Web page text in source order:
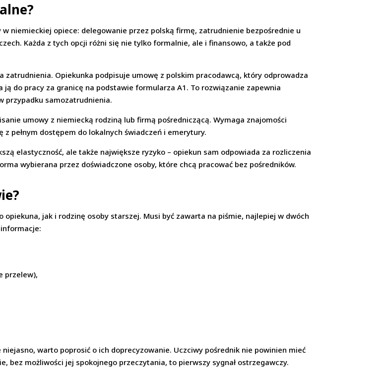
niemieckiej opiece: delegowanie przez polską firmę, zatrudnienie bezpośrednie u
Każda z tych opcji różni się nie tylko formalnie, ale i finansowo, a także pod
zatrudnienia. Opiekunka podpisuje umowę z polskim pracodawcą, który odprowadza
ją do pracy za granicę na podstawie formularza A1. To rozwiązanie zapewnia
przypadku samozatrudnienia.
umowy z niemiecką rodziną lub firmą pośredniczącą. Wymaga znajomości
pełnym dostępem do lokalnych świadczeń i emerytury.
elastyczność, ale także największe ryzyko – opiekun sam odpowiada za rozliczenia
wybierana przez doświadczone osoby, które chcą pracować bez pośredników.
jak i rodzinę osoby starszej. Musi być zawarta na piśmie, najlepiej w dwóch
przelew),
warto poprosić o ich doprecyzowanie. Uczciwy pośrednik nie powinien mieć
bez możliwości jej spokojnego przeczytania, to pierwszy sygnał ostrzegawczy.